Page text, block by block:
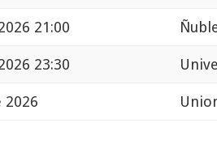
21:00
23:30
2026